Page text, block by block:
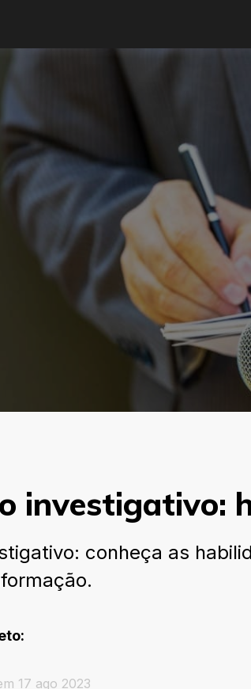
investigativo:
conheça as
17 ago 2023